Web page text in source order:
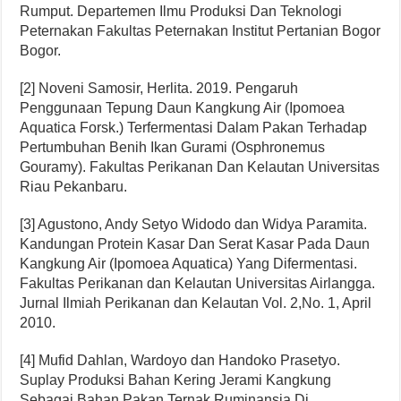
Rumput. Departemen Ilmu Produksi Dan Teknologi
Peternakan Fakultas Peternakan Institut Pertanian Bogor
Bogor.
[2] Noveni Samosir, Herlita. 2019. Pengaruh
Penggunaan Tepung Daun Kangkung Air (Ipomoea
Aquatica Forsk.) Terfermentasi Dalam Pakan Terhadap
Pertumbuhan Benih Ikan Gurami (Osphronemus
Gouramy). Fakultas Perikanan Dan Kelautan Universitas
Riau Pekanbaru.
[3] Agustono, Andy Setyo Widodo dan Widya Paramita.
Kandungan Protein Kasar Dan Serat Kasar Pada Daun
Kangkung Air (Ipomoea Aquatica) Yang Difermentasi.
Fakultas Perikanan dan Kelautan Universitas Airlangga.
Jurnal Ilmiah Perikanan dan Kelautan Vol. 2,No. 1, April
2010.
[4] Mufid Dahlan, Wardoyo dan Handoko Prasetyo.
Suplay Produksi Bahan Kering Jerami Kangkung